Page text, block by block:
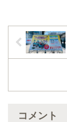
コメント